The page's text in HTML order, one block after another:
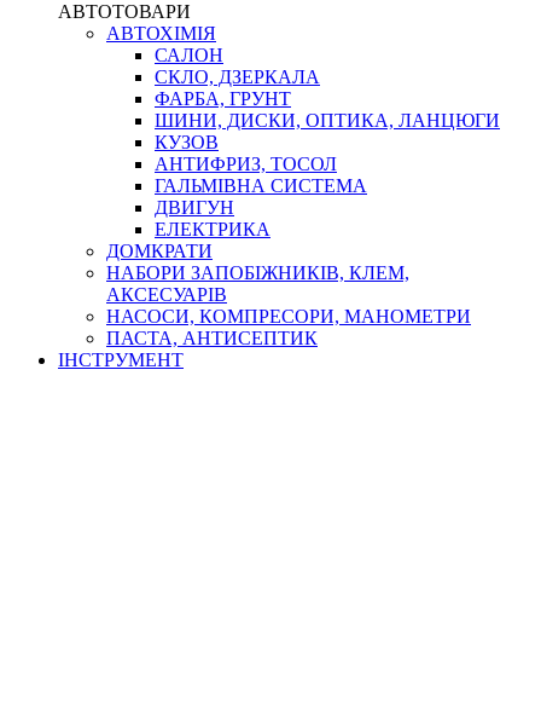
АВТОТОВАРИ
АВТОХІМІЯ
САЛОН
СКЛО, ДЗЕРКАЛА
ФАРБА, ГРУНТ
ШИНИ, ДИСКИ, ОПТИКА, ЛАНЦЮГИ
КУЗОВ
АНТИФРИЗ, ТОСОЛ
ГАЛЬМІВНА СИСТЕМА
ДВИГУН
ЕЛЕКТРИКА
ДОМКРАТИ
НАБОРИ ЗАПОБІЖНИКІВ, КЛЕМ,
АКСЕСУАРІВ
НАСОСИ, КОМПРЕСОРИ, МАНОМЕТРИ
ПАСТА, АНТИСЕПТИК
ІНСТРУМЕНТ